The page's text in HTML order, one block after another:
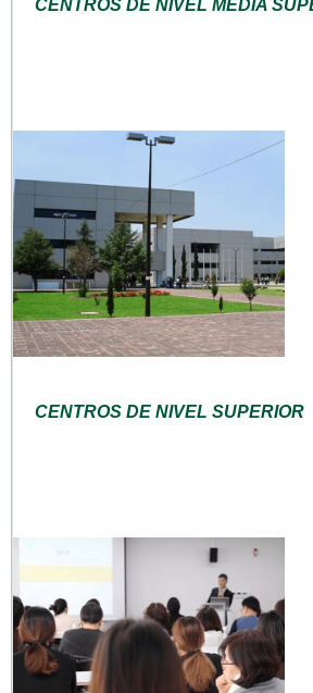
CENTROS DE NIVEL MEDIA
CENTROS DE NIVEL SUPERIOR